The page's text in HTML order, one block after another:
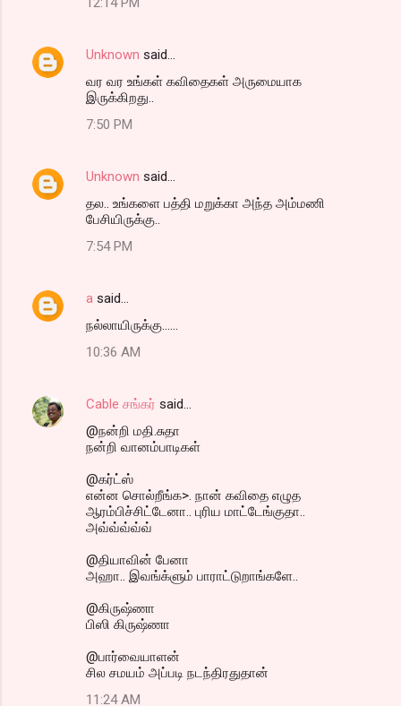
Unknown said…
வர வர உங்கள் கவிதைகள் அருமையாக
இருக்கிறது..
7:50 PM
Unknown said…
தல.. உங்களை பத்தி மறுக்கா அந்த அம்மணி
பேசியிருக்கு..
7:54 PM
a said…
நல்லாயிருக்கு......
10:36 AM
Cable சங்கர் said…
@நன்றி மதி.சுதா
நன்றி வானம்பாடிகள்
@கர்ட்ஸ்
என்ன சொல்றீங்க>. நான் கவிதை எழுத
ஆரம்பிச்சிட்டேனா.. புரிய மாட்டேங்குதா..
அவ்வ்வ்வ்வ்
@தியாவின் பேனா
அஹா.. இவங்க்ளும் பாராட்டுறாங்களே..
@கிருஷ்ணா
பிஸி கிருஷ்ணா
@பார்வையாளன்
சில சமயம் அப்படி நடந்திரதுதான்
11:24 AM